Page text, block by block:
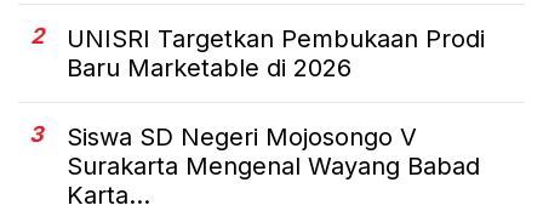
2
UNISRI Targetkan Pembukaan Prodi
Baru Marketable di 2026
3
Siswa SD Negeri Mojosongo V
Surakarta Mengenal Wayang Babad
Karta...